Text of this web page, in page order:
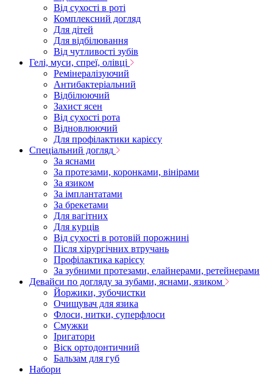
Від сухості в роті
Комплексний догляд
Для дітей
Для відбілювання
Від чутливості зубів
Гелі, муси, спреї, олівці
Ремінералізуючий
Антибактеріальний
Відбілюючий
Захист ясен
Від сухості рота
Відновлюючий
Для профілактики карієсу
Спеціальний догляд
За яснами
За протезами, коронками, вінірами
За язиком
За імплантатами
За брекетами
Для вагітних
Для курців
Від сухості в ротовій порожнині
Після хірургічних втручань
Профілактика карієсу
За зубними протезами, елайнерами, ретейнерами
Девайси по догляду за зубами, яснами, язиком
Йоржики, зубочистки
Очищувач для язика
Флоси, нитки, суперфлоси
Смужки
Іригатори
Віск ортодонтичний
Бальзам для губ
Набори